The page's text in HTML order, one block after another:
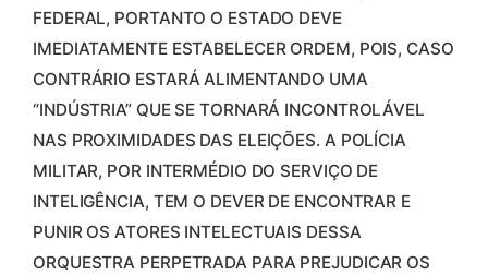
FEDERAL, PORTANTO O ESTADO DEVE
IMEDIATAMENTE ESTABELECER ORDEM, POIS, CASO
CONTRÁRIO ESTARÁ ALIMENTANDO UMA
“INDÚSTRIA” QUE SE TORNARÁ INCONTROLÁVEL
NAS PROXIMIDADES DAS ELEIÇÕES. A POLÍCIA
MILITAR, POR INTERMÉDIO DO SERVIÇO DE
INTELIGÊNCIA, TEM O DEVER DE ENCONTRAR E
PUNIR OS ATORES INTELECTUAIS DESSA
ORQUESTRA PERPETRADA PARA PREJUDICAR OS